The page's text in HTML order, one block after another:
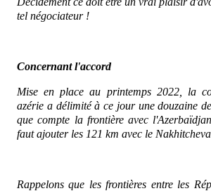
tel négociateur !
Concernant l'accord
Mise en place au printemps 2022, la
azérie a délimité à ce jour une douzaine
que compte la frontière avec
faut ajouter les 121 km avec le
Rappelons que les frontières entre les